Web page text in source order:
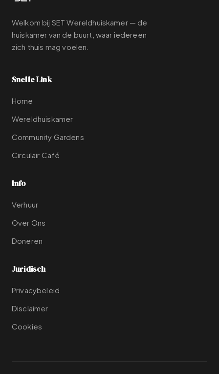
Welkom bij SET Wereldhuiskamer — de
huiskamer van de buurt, waar iedereen
zich thuis mag voelen.
Snelle Link
Home
Wereldhuiskamer
Community Gardens
Circulair Café
Info
Verhuur
Over Ons
Doneren
Juridisch
Privacybeleid
Disclaimer
Cookies